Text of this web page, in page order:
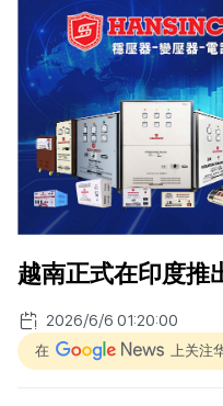
越南正式在印度推
2026/6/6 01:20:00
在 上关注